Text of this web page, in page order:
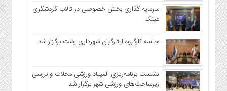
سرمایه گذاری بخش خصوصی در تالاب گردشگری
عینک
جلسه کارگروه ایثارگران شهرداری رشت برگزار شد
نشست برنامه‌ریزی المپیاد ورزشی محلات و بررسی
زیرساخت‌های ورزشی شهر برگزار شد